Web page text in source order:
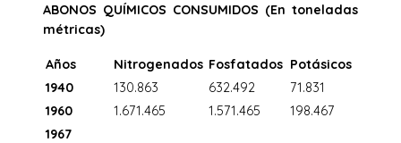
ABONOS QUÍMICOS CONSUMIDOS (En toneladas
métricas)
Años Nitrogenados Fosfatados Potásicos
1940
130.863 632.492
71.831
1960
1.671.465 1.571.465
198.467
1967